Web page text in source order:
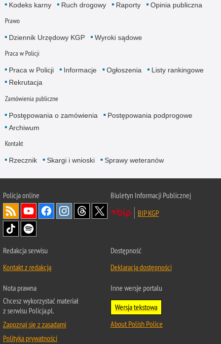
Kodeks karny
Ruch drogowy Raporty Opinia publiczna
Prawo
Dziennik Urzędowy KGP Wyroki sądowe
Praca w Policji
Praca w Policji Informacje Ogłoszenia
Listy rankingowe
Rekrutacja
Zamówienia publiczne
Postępowania o zamówienia
Postępowania podprogowe
Archiwum
Kontakt
Rzecznik Skargi i wnioski Sprawy weteranów
Policjaonline
Biuletyn Informacji Publicznej
BIP KGP
Redakcja serwisu
Kontakt z redakcją
Dostępność
Deklaracja dostępności
Nota prawna
Chcesz wykorzystać materiał
z serwisu Policja.pl.
Zapoznaj się z zasadami
Polityka prywatności
Inne wersje portalu
Wersja tekstowa
About Polish Police